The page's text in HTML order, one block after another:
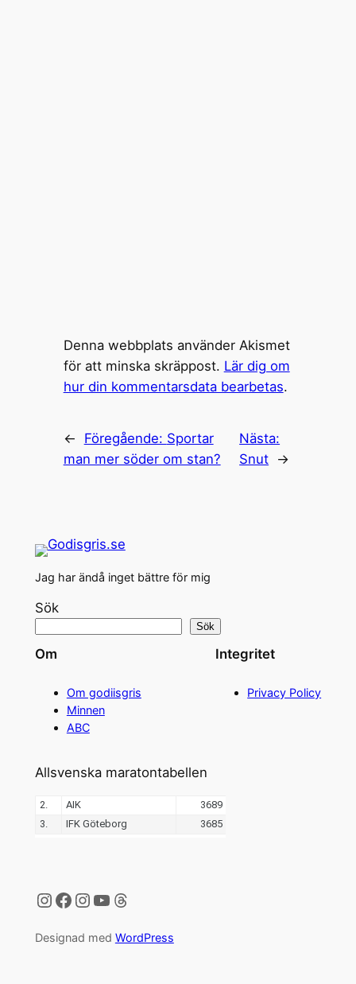
Denna webbplats använder Akismet
för att minska skräppost. Lär dig om
hur din kommentarsdata bearbetas.
← Föregående: Sportar
man mer söder om stan?
Nästa:
Snut →
Jag har ändå inget bättre för mig
Sök
Sök
Om
Om godiisgris
Minnen
ABC
Integritet
Privacy Policy
Allsvenska maratontabellen
Instagram
Facebook
Instagram
YouTube
Threads
Designad med WordPress